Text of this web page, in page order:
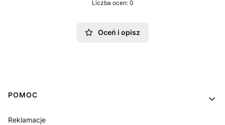
Liczba ocen: 0
Oceń i opisz
Linki w stopce
POMOC
Reklamacje